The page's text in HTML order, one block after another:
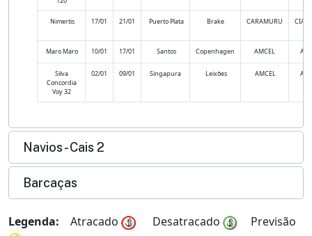
Nimertis 17/01 21/01 Puerto Plata Brake CARAMURU
Maro Maro 10/01 17/01 Santos Copenhagen AMCEL
Silva
Concordia
Voy 32
02/01 09/01 Singapura Leixões AMCEL
Navios - Cais 2
Barcaças
Legenda: Atracado Desatracado Previsão